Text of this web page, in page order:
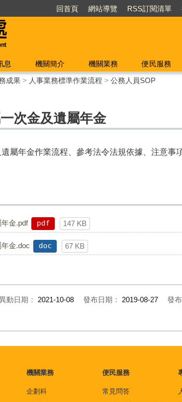
回首頁 網站導覽 RSS訂閱清單
息 機關簡介 機關業務 便民服務
成果> 人事業務標準作業流程 > 公務人員SOP
次金及遺屬年金
屬年金作業流程、參考法令法規依據、注意事
金.pdf pdf 147 KB
金.doc doc 67 KB
動日期： 2021-10-08 發布日期： 2019-08-27 發
機關業務
企劃科
便民服務
常見問答